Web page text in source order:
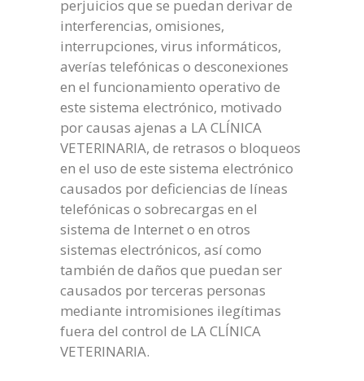
perjuicios que se puedan derivar de
interferencias, omisiones,
interrupciones, virus informáticos,
averías telefónicas o desconexiones
en el funcionamiento operativo de
este sistema electrónico, motivado
por causas ajenas a LA CLÍNICA
VETERINARIA, de retrasos o bloqueos
en el uso de este sistema electrónico
causados por deficiencias de líneas
telefónicas o sobrecargas en el
sistema de Internet o en otros
sistemas electrónicos, así como
también de daños que puedan ser
causados por terceras personas
mediante intromisiones ilegítimas
fuera del control de LA CLÍNICA
VETERINARIA.